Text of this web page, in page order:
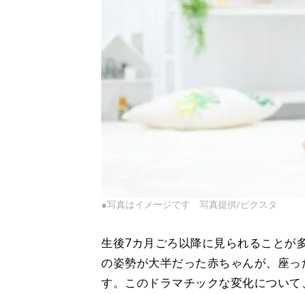
●写真はイメージです 写真提供/ピクスタ
生後7カ月ごろ以降に見られることが
の姿勢が大半だった赤ちゃんが、座
す。このドラマチックな変化につい